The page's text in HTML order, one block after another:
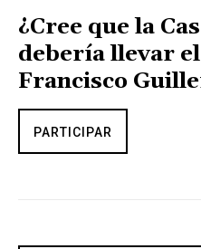
¿Cree que la
debería llevar
Francisco
PARTICIPAR